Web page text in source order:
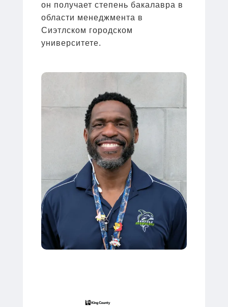
он получает степень бакалавра в
области менеджмента в
Сиэтлском городском
университете.